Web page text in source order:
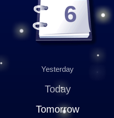
6
Yesterday
Today
Tomorrow